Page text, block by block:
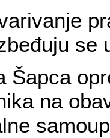
se
Šapca
na